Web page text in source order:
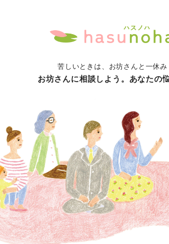
苦しいときは、お坊さんと一休み
お坊さんに相談しよう。あなたの悩